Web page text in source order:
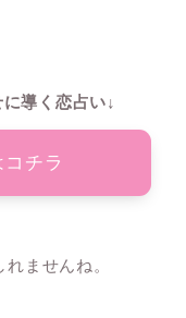
導く恋占い↓
チラ
ませんね。